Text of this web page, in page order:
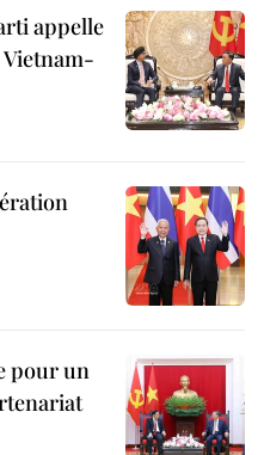
appelle
pour un